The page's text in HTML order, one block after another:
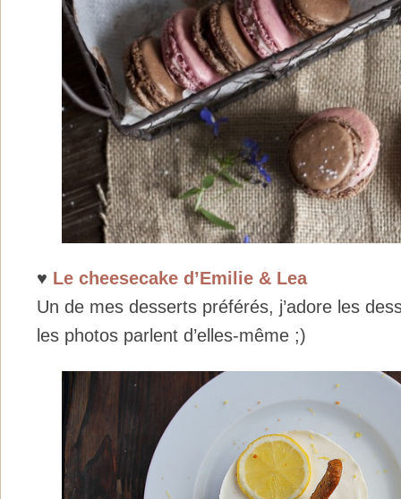
♥ Le cheesecake d’Emilie & Lea
Un de mes desserts préférés, j’adore les
les photos parlent d’elles-même ;)